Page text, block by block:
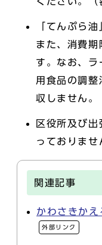
「てんぷら
また、消費期
す。なお、ラ
用食品の調整
収しません。
区役所及び
っておりませ
関連記事
かわさきか
外部リンク